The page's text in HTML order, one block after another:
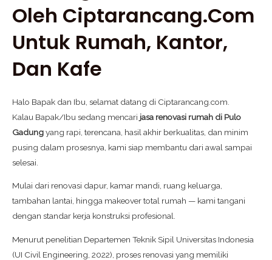
Oleh Ciptarancang.com
Untuk Rumah, Kantor,
Dan Kafe
Halo Bapak dan Ibu, selamat datang di Ciptarancang.com.
Kalau Bapak/Ibu sedang mencari jasa renovasi rumah di Pulo
Gadungyang rapi, terencana, hasil akhir berkualitas, dan minim
pusing dalam prosesnya, kami siap membantu dari awal sampai
selesai.
Mulai dari renovasi dapur, kamar mandi, ruang keluarga,
tambahan lantai, hingga makeover total rumah — kami tangani
dengan standar kerja konstruksi profesional.
Menurut penelitian Departemen Teknik Sipil Universitas Indonesia
(UI Civil Engineering, 2022), proses renovasi yang memiliki